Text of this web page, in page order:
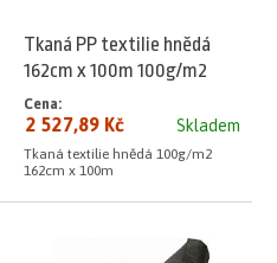
Tkaná PP textilie hnědá
162cm x 100m 100g/m2
Skladem
Cena:
2 527,89 Kč
Tkaná textilie hnědá 100g/m2
162cm x 100m